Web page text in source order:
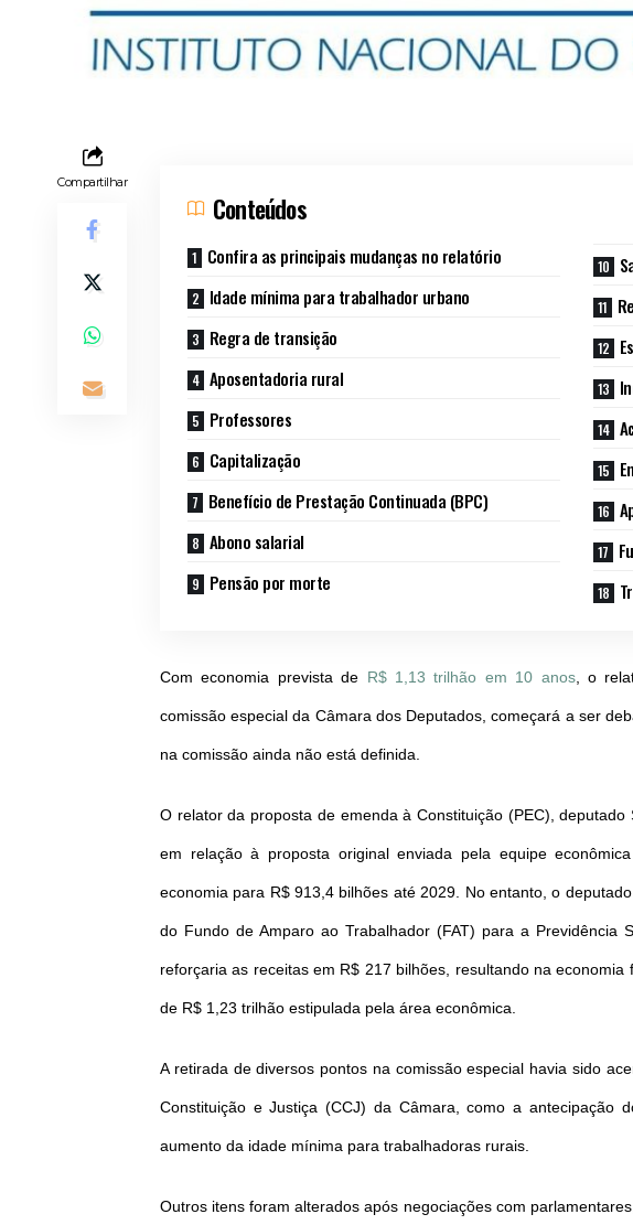
Compartilhar
Conteúdos
Confira as principais mudanças no relatório
Idade mínima para trabalhador urbano
Regra de transição
Aposentadoria rural
Professores
Capitalização
Benefício de Prestação Continuada (BPC)
Abono salarial
Pensão por morte
Com economia prevista de R$ 1,13 trilhão em 10 anos, o
comissão especial da Câmara dos Deputados, começará a ser
na comissão ainda não está definida.
O relator da proposta de emenda à Constituição (PEC),
em relação à proposta original enviada pela equipe
economia para R$ 913,4 bilhões até 2029. No entanto, o
do Fundo de Amparo ao Trabalhador (FAT) para a Previdência
reforçaria as receitas em R$ 217 bilhões, resultando na
de R$ 1,23 trilhão estipulada pela área econômica.
A retirada de diversos pontos na comissão especial havia sido
Constituição e Justiça (CCJ) da Câmara, como a antecipação
aumento da idade mínima para trabalhadoras rurais.
Outros itens foram alterados após negociações com